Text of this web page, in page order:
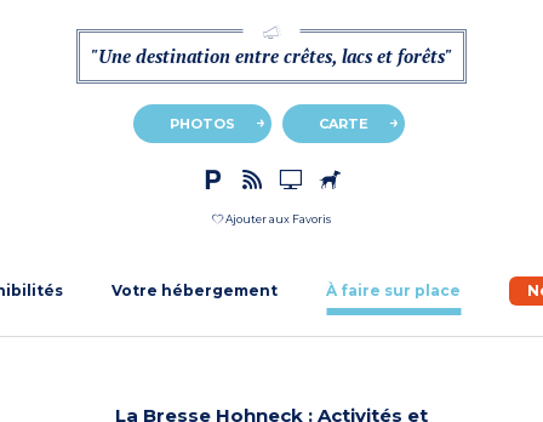
"Une destination entre crêtes, lacs et forêts"
PHOTOS CARTE
Ajouter aux Favoris
Votre hébergement À faire sur place
La Bresse Hohneck : Activités et